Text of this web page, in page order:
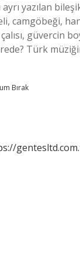
yazılan
camgöbeği,
güvercin
Türk
Bırak